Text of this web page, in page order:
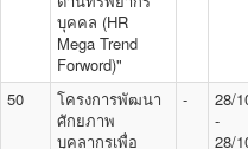
บุคคล (HR
Mega Trend
Forword)"
50
โครงการพัฒนา
ศักยภาพ
บุคลากรเพื่อ
-
28/
-
28/